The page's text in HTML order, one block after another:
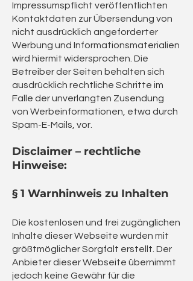
Impressumspflicht veröffentlichten
Kontaktdaten zur Übersendung von
nicht ausdrücklich angeforderter
Werbung und Informationsmaterialien
wird hiermit widersprochen. Die
Betreiber der Seiten behalten sich
ausdrücklich rechtliche Schritte im
Falle der unverlangten Zusendung
von Werbeinformationen, etwa durch
Spam-E-Mails, vor.
Disclaimer – rechtliche
Hinweise:
§ 1 Warnhinweis zu Inhalten
Die kostenlosen und frei zugänglichen
Inhalte dieser Webseite wurden mit
größtmöglicher Sorgfalt erstellt. Der
Anbieter dieser Webseite übernimmt
jedoch keine Gewähr für die